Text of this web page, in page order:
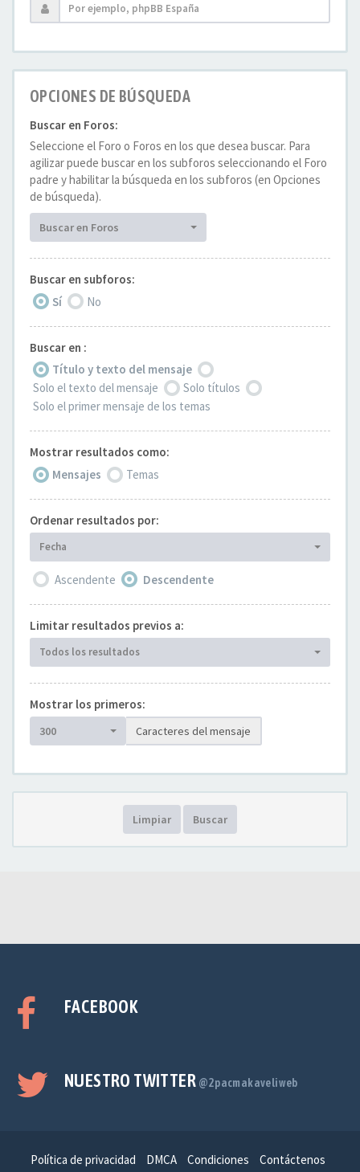
OPCIONES DE BÚSQUEDA
Buscar en Foros:
Seleccione el Foro o Foros en los que desea buscar. Para
agilizar puede buscar en los subforos seleccionando el Foro
padre y habilitar la búsqueda en los subforos (en Opciones
de búsqueda).
Buscar en Foros
Buscar en subforos:
Sí
No
Buscar en :
Título y texto del mensaje
Solo el texto del mensaje
Solo títulos
Solo el primer mensaje de los temas
Mostrar resultados como:
Mensajes
Temas
Ordenar resultados por:
Fecha
Ascendente Descendente
Limitar resultados previos a:
Todos los resultados
Mostrar los primeros:
300 Caracteres del mensaje
Limpiar Buscar
FACEBOOK
NUESTRO TWITTER @2pacmakaveliweb
Política de privacidad DMCA Condiciones Contáctenos